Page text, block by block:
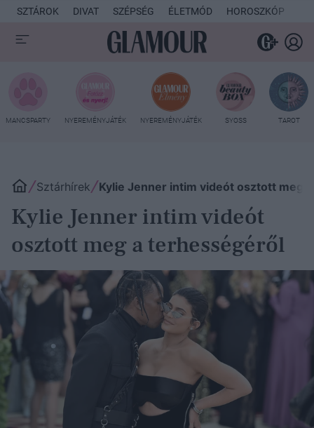
SZTÁROK DIVAT SZÉPSÉG ÉLETMÓD HOROSZKÓP
MANCSPARTY NYEREMÉNYJÁTÉK NYEREMÉNYJÁTÉK SYOSS TAROT
Sztárhírek Kylie Jenner intim videót osztott meg
Kylie Jenner intim videót
osztott meg a terhességéről